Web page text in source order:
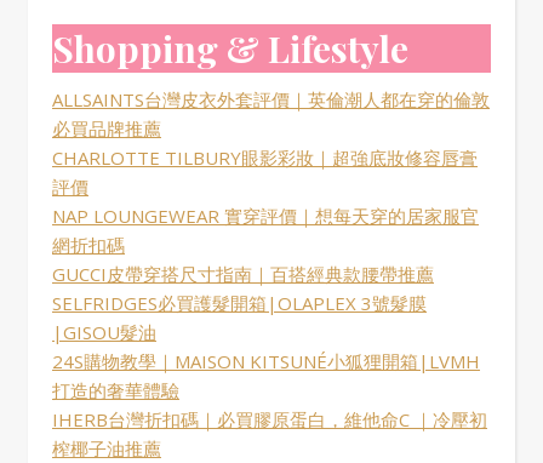
Shopping & Lifestyle
ALLSAINTS台灣皮衣外套評價｜英倫潮人都在穿的倫敦
必買品牌推薦
CHARLOTTE TILBURY眼影彩妝｜超強底妝修容唇膏
評價
NAP LOUNGEWEAR 實穿評價｜想每天穿的居家服官
網折扣碼
GUCCI皮帶穿搭尺寸指南｜百搭經典款腰帶推薦
SELFRIDGES必買護髮開箱|OLAPLEX 3號髮膜
|GISOU髮油
24S購物教學｜MAISON KITSUNÉ小狐狸開箱|LVMH
打造的奢華體驗
IHERB台灣折扣碼｜必買膠原蛋白，維他命C ｜冷壓初
榨椰子油推薦